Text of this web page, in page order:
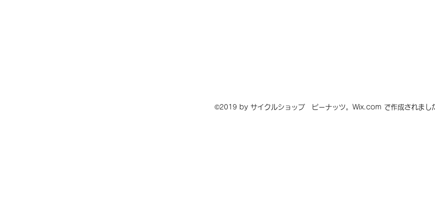
©2019 by サイクルショップ ピーナッツ。Wix.com で作成されまし